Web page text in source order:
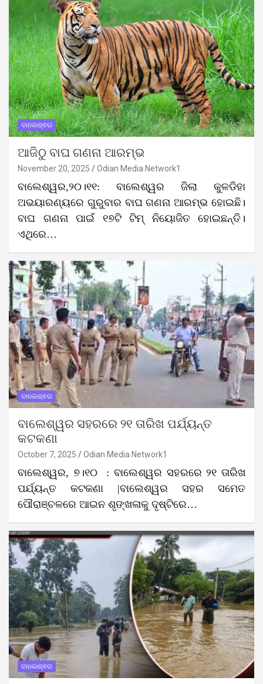
ବାଲେଶ୍ଵର
ଆଜିଠୁ ବାଘ ଗଣନା ଆରମ୍ଭ
November 20, 2025 Odian Media Network1
ବାଲେଶ୍ୱର,୨୦।୧୧: ବାଲେଶ୍ୱର ଜିଲା କୁଳଡିହା
ଅଭୟାରଣ୍ୟରେ ଗୁରୁବାର ବାଘ ଗଣନା ଆରମ୍ଭ ହୋଇଛି।
ବାଘ ଗଣନା ପାଇଁ ୧୭ଟି ଟିମ୍‌ ନିୟୋଜିତ ହୋଇଛନ୍ତି।
ଏଥିରେ…
ବାଲେଶ୍ଵର
ବାଲେଶ୍ୱର ସହରରେ ୨୧ ତାରିଖ ପର୍ଯ୍ୟନ୍ତ
କଟକଣା
October 7, 2025 Odian Media Network1
ବାଲେଶ୍ୱର, ୭।୧୦ : ବାଲେଶ୍ୱର ସହରରେ ୨୧ ତାରିଖ
ପର୍ଯ୍ୟନ୍ତ କଟକଣା |ବାଲେଶ୍ୱର ସହର ସମେତ
ପୌରାଞ୍ଚଳରେ ଆଇନ ଶୃଙ୍ଖଳାକୁ ଦୃଷ୍ଟିରେ…
ବାଲେଶ୍ଵର